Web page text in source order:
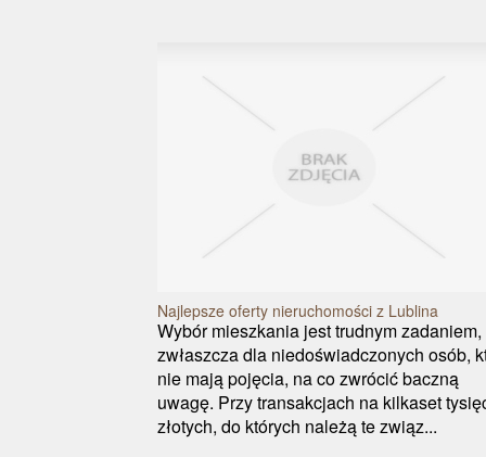
Najlepsze oferty nieruchomości z Lublina
Wybór mieszkania jest trudnym zadaniem,
zwłaszcza dla niedoświadczonych osób,
nie mają pojęcia, na co zwrócić baczną
uwagę. Przy transakcjach na kilkaset
złotych, do których należą te związ...